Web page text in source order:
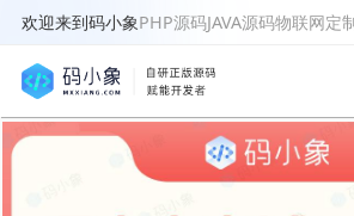
欢迎来到码小象PHP源码JAVA源码物联网定